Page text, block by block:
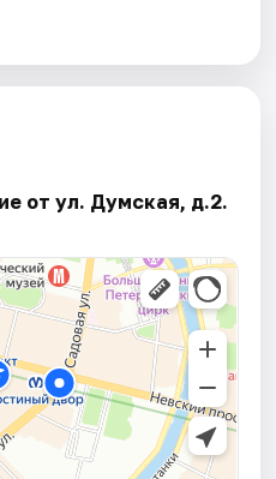
от ул. Думская, д.2.